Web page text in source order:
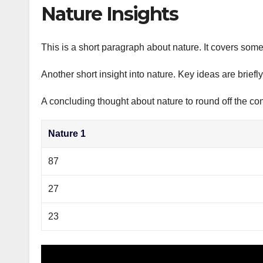
Nature Insights
This is a short paragraph about nature. It covers
Another short insight into nature. Key ideas are
A concluding thought about nature to round off the
Nature 1
87
27
23